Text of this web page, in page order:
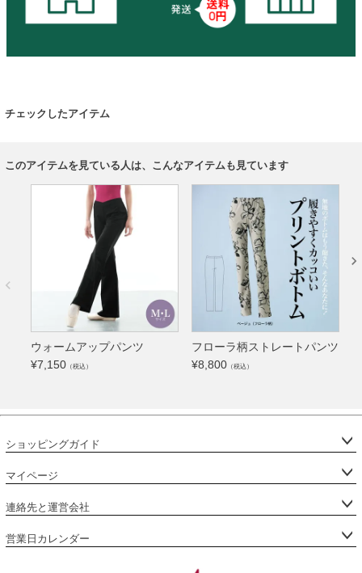
チェックしたアイテム
このアイテムを見ている人は、こんなアイテムも見ています
ウォームアップパンツ
¥7,150 （税込）
フローラ柄ストレートパンツ
¥8,800 （税込）
ショッピングガイド
マイページ
連絡先と運営会社
営業日カレンダー